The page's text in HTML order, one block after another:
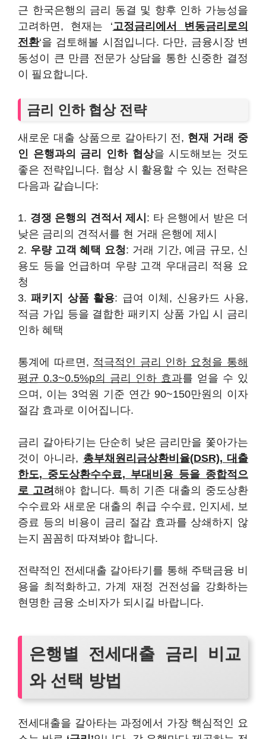
근 한국은행의 금리 동결 및 향후 인하 가능성을
고려하면, 현재는 ‘고정금리에서 변동금리로의
전환‘을 검토해볼 시점입니다. 다만, 금융시장 변
동성이 큰 만큼 전문가 상담을 통한 신중한 결정
이 필요합니다.
금리 인하 협상 전략
새로운 대출 상품으로 갈아타기 전, 현재 거래 중
인 은행과의 금리 인하 협상을 시도해보는 것도
좋은 전략입니다. 협상 시 활용할 수 있는 전략은
다음과 같습니다:
1. 경쟁 은행의 견적서 제시 : 타 은행에서 받은 더
낮은 금리의 견적서를 현 거래 은행에 제시
2. 우량 고객 혜택 요청: 거래 기간, 예금 규모, 신
용도 등을 언급하며 우량 고객 우대금리 적용 요
청
3.패키지 상품 활용: 급여 이체, 신용카드 사용,
적금 가입 등을 결합한 패키지 상품 가입 시 금리
인하 혜택
통계에 따르면, 적극적인 금리 인하 요청을 통해
평균 0.3~0.5%p의 금리 인하 효과를 얻을 수 있
으며, 이는 3억원 기준 연간 90~150만원의 이자
절감 효과로 이어집니다.
금리 갈아타기는 단순히 낮은 금리만을 쫓아가는
것이 아니라, 총부채원리금상환비율(DSR), 대출
한도, 중도상환수수료, 부대비용 등을 종합적으
로 고려 해야 합니다. 특히 기존 대출의 중도상환
수수료와 새로운 대출의 취급 수수료, 인지세, 보
증료 등의 비용이 금리 절감 효과를 상쇄하지 않
는지 꼼꼼히 따져봐야 합니다.
전략적인 전세대출 갈아타기를 통해 주택금융 비
용을 최적화하고, 가계 재정 건전성을 강화하는
현명한 금융 소비자가 되시길 바랍니다.
은행별 전세대출 금리 비교
와 선택 방법
전세대출을 갈아타는 과정에서 가장 핵심적인 요